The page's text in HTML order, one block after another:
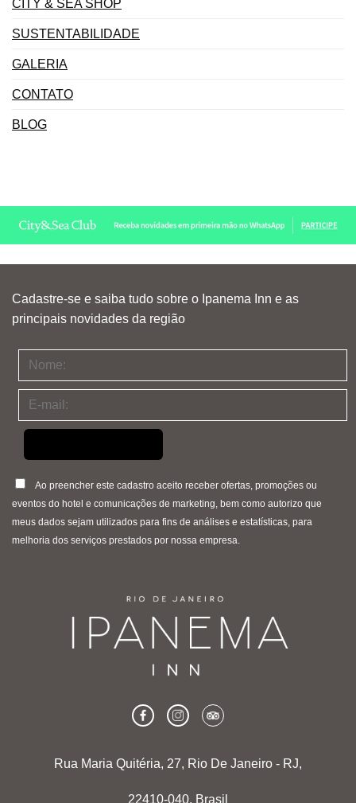
CITY & SEA SHOP
SUSTENTABILIDADE
GALERIA
CONTATO
BLOG
Cadastre-se e saiba tudo sobre o Ipanema Inn e as
principais novidades da região
Ao preencher este cadastro aceito receber ofertas, promoções ou
eventos do hotel e comunicações de marketing, bem como autorizo que
meus dados sejam utilizados para fins de análises e estatísticas, para
melhoria dos serviços prestados por nossa empresa.
Rua Maria Quitéria, 27, Rio De Janeiro - RJ,
22410-040, Brasil